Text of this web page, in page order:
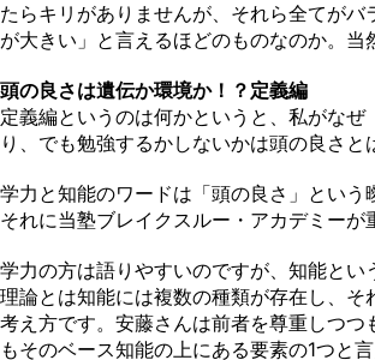
たらキリがありませんが、それら全てが
が大きい」と言えるほどのものなのか。
頭の良さは遺伝か環境か！？定義編
定義編というのは何かというと、私がな
り、でも勉強するかしないかは頭の良さ
学力と知能のワードは「頭の良さ」とい
それに当塾ブレイクスルー・アカデミー
学力の方は語りやすいのですが、知能と
理論とは知能には複数の種類が存在し、
考え方です。安藤さんは前者を尊重しつ
もそのベース知能の上にある要素の1つと